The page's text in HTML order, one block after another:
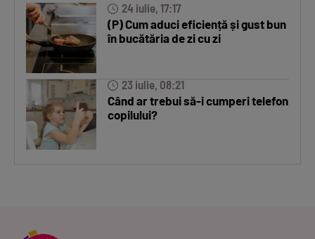
24 iulie, 17:17
(P) Cum aduci eficiență și gust bun
în bucătăria de zi cu zi
23 iulie, 08:21
Când ar trebui să-i cumperi telefon
copilului?